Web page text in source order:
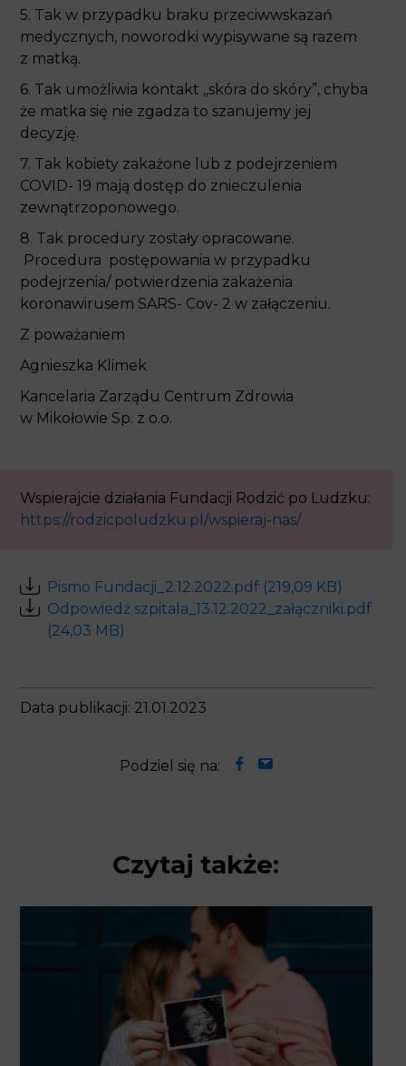
6. Tak umożliwia kontakt ,,skóra do skóry”, chyba
że matka się nie zgadza to szanujemy jej decyzję.
COVID- 19 mają dostęp do znieczulenia
zewnątrzoponowego.
postępowania w przypadku podejrzenia/
potwierdzenia zakażenia koronawirusem SARS-
Cov- 2 w załączeniu.
Z poważaniem
Agnieszka Klimek
Kancelaria Zarządu Centrum Zdrowia w Mikołowie
Sp. z o.o.
Wspierajcie działania Fundacji Rodzić po Ludzku:
https://rodzicpoludzku.pl/wspieraj-nas/
Pismo Fundacji_2.12.2022.pdf (219,09 KB)
Odpowiedź szpitala_13.12.2022_załączniki.pdf
Data publikacji: 21.01.2023
Czytaj także: